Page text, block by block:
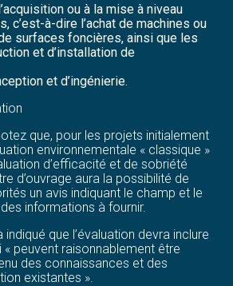
ou à la mise à niveau
c’est-à-dire l’achat de machines ou
surfaces foncières, ainsi que les
et d’installation de
et d’ingénierie.
que, pour les projets initialement
environnementale « classique »
d’efficacité et de sobriété
d’ouvrage aura la possibilité de
un avis indiquant le champ et le
informations à fournir.
que l’évaluation devra inclure
peuvent raisonnablement être
des connaissances et des
existantes ».